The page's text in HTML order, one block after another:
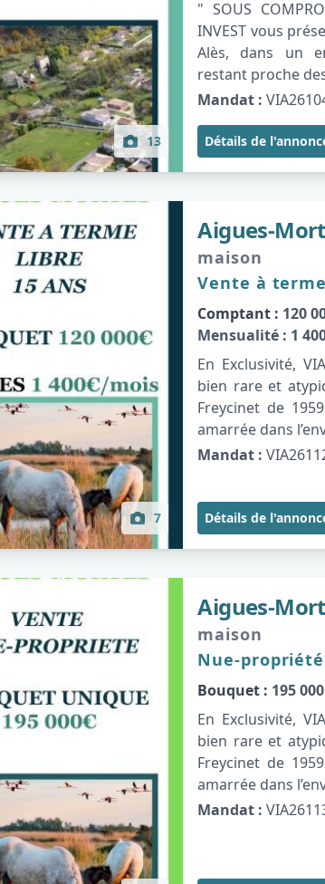
13
" SOUS
INVEST vous
Alès, dans un
restant proche
Mandat :
Détails de
7
Aigues-
maison
Vente à
Comptant : 120
Mensualité : 1
En Exclusivité,
bien rare et
Freycinet de
amarrée dans
Mandat :
Détails de
Aigues-
maison
Nue-propriété
Bouquet : 195
En Exclusivité,
bien rare et
Freycinet de
amarrée dans
Mandat :